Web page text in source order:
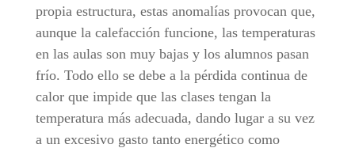
propia estructura, estas anomalías provocan que,
aunque la calefacción funcione, las temperaturas
en las aulas son muy bajas y los alumnos pasan
frío. Todo ello se debe a la pérdida continua de
calor que impide que las clases tengan la
temperatura más adecuada, dando lugar a su vez
a un excesivo gasto tanto energético como